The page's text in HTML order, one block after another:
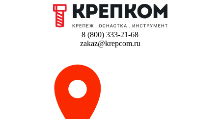
8 (800) 333-21-68
zakaz@krepcom.ru